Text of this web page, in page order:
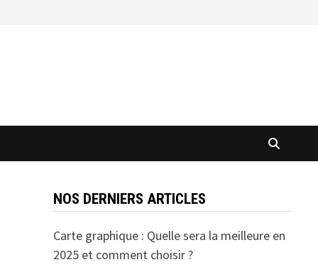
NOS DERNIERS ARTICLES
Carte graphique : Quelle sera la meilleure en
2025 et comment choisir ?